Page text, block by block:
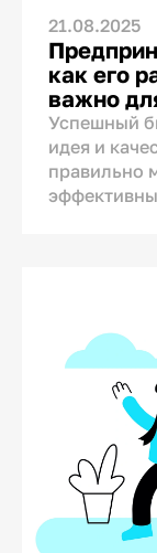
21.08.2025
как его
важно
Успешный
идея и
правильно
развивать
расскажем,
как
и своей